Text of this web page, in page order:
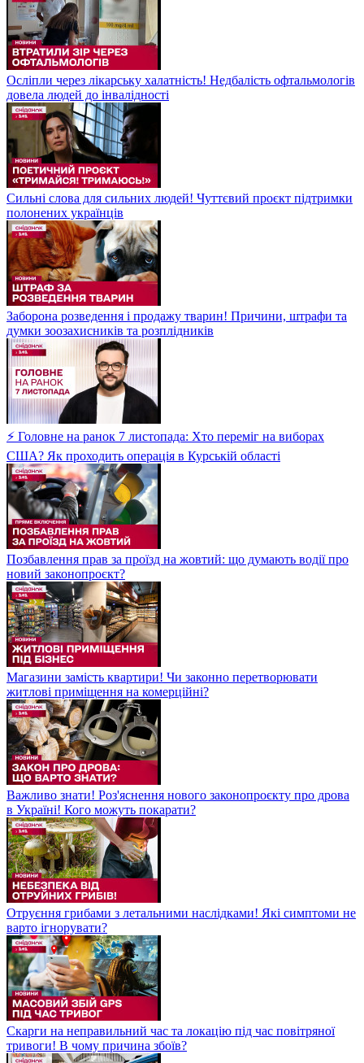
Осліпли через лікарську халатність! Недбалість офтальмологів
довела людей до інвалідності
Сильні слова для сильних людей! Чуттєвий проєкт підтримки
полонених українців
Заборона розведення і продажу тварин! Причини, штрафи та
думки зоозахисників та розплідників
⚡ Головне на ранок 7 листопада: Хто переміг на виборах
США? Як проходить операція в Курській області
Позбавлення прав за проїзд на жовтий: що думають водії про
новий законопроєкт?
Магазини замість квартири! Чи законно перетворювати
житлові приміщення на комерційні?
Важливо знати! Роз'яснення нового законопроєкту про дрова
в Україні! Кого можуть покарати?
Отруєння грибами з летальними наслідками! Які симптоми не
варто ігнорувати?
Скарги на неправильний час та локацію під час повітряної
тривоги! В чому причина збоїв?